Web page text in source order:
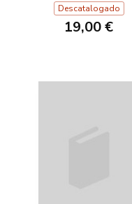
Descatalogado
19,00 €